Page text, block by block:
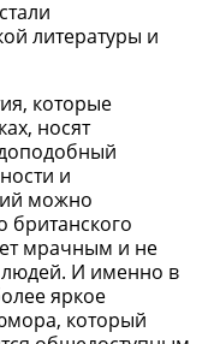
литературы и
которые
носят
и
можно
британского
мрачным и не
И именно в
яркое
который